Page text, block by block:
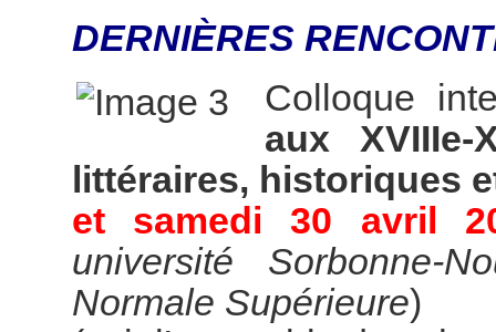
DERNIÈRES
Colloque
aux
littéraires, historiques
et samedi 30 avril
université
Normale Supérieure)